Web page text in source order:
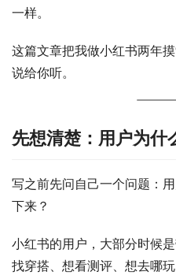
一样。
这篇文章把我做小红书两年
说给你听。
先想清楚：用户为什
写之前先问自己一个问题：
下来？
小红书的用户，大部分时候
找穿搭、想看测评、想去哪